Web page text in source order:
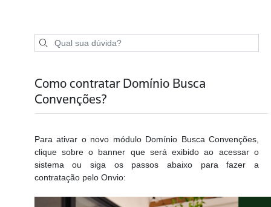
Como contratar Domínio Busca
Convenções?
Para ativar o novo módulo Domínio Busca Convenções,
clique sobre o banner que será exibido ao acessar o
sistema ou siga os passos abaixo para fazer a
contratação pelo Onvio: